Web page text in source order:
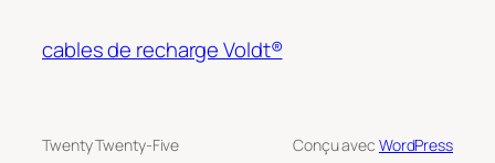
cables de recharge Voldt®
Twenty Twenty-Five Conçu avec WordPress